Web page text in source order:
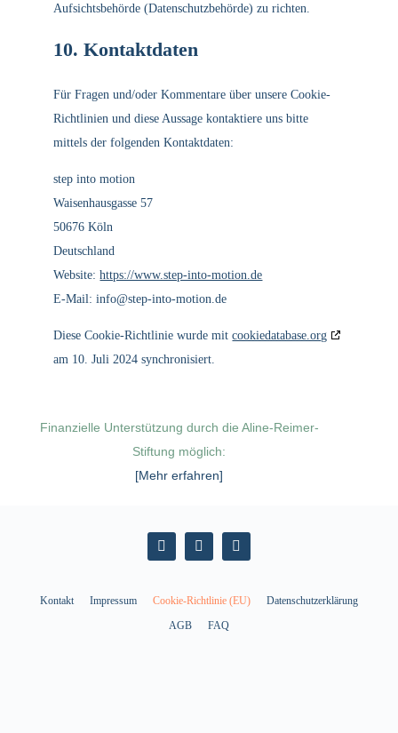
Aufsichtsbehörde (Datenschutzbehörde) zu richten.
10. Kontaktdaten
Für Fragen und/oder Kommentare über unsere Cookie-
Richtlinien und diese Aussage kontaktiere uns bitte
mittels der folgenden Kontaktdaten:
step into motion
Waisenhausgasse 57
50676 Köln
Deutschland
Website:https://www.step-into-motion.de
E-Mail:info@step-into-motion.de
Diese Cookie-Richtlinie wurde mitcookiedatabase.org
am 10. Juli 2024 synchronisiert.
Finanzielle Unterstützung durch die Aline-Reimer-
Stiftung möglich:
[Mehr erfahren]
Kontakt Impressum Cookie-Richtlinie (EU)
Datenschutzerklärung
AGB
FAQ